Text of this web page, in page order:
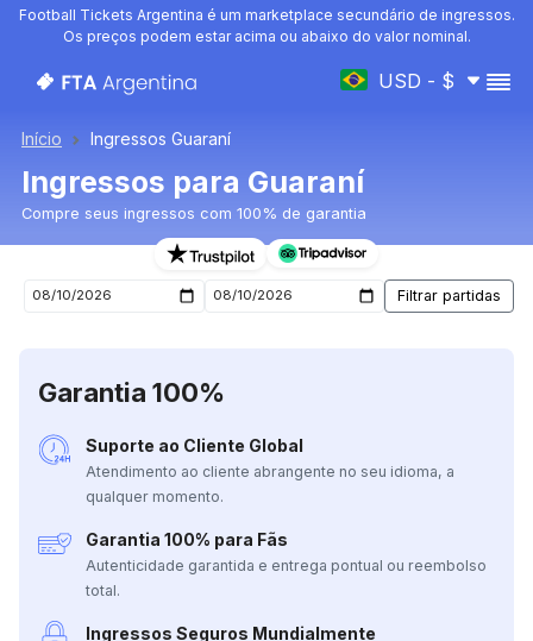
Football Tickets Argentina é um marketplace secundário de ingressos.
Os preços podem estar acima ou abaixo do valor nominal.
USD - $
Início Ingressos Guaraní
Ingressos para Guaraní
Compre seus ingressos com 100% de garantia
Ingressos para o próximo jogo de Guaraní
Garantia 100%
Suporte ao Cliente Global
Atendimento ao cliente abrangente no seu idioma, a
qualquer momento.
Garantia 100% para Fãs
Autenticidade garantida e entrega pontual ou reembolso
total.
Ingressos Seguros Mundialmente